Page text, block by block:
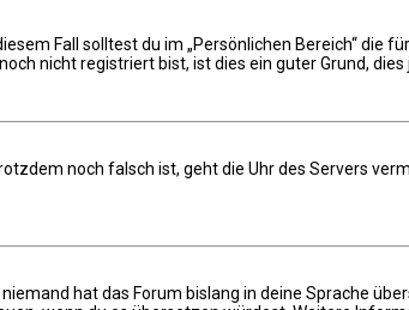
Fall solltest du im „Persönlichen Bereich“ die
nicht registriert bist, ist dies ein guter Grund, dies
noch falsch ist, geht die Uhr des Servers
hat das Forum bislang in deine Sprache